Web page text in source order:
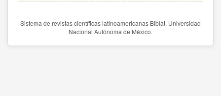
Sistema de revistas científicas latinoamericanas Biblat. Universidad
Nacional Autónoma de México.